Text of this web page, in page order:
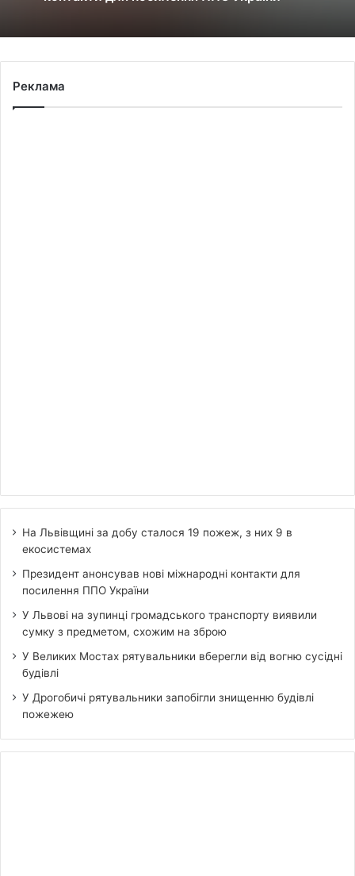
Реклама
На Львівщині за добу сталося 19 пожеж, з них 9 в
екосистемах
Президент анонсував нові міжнародні контакти для
посилення ППО України
У Львові на зупинці громадського транспорту виявили
сумку з предметом, схожим на зброю
У Великих Мостах рятувальники вберегли від вогню сусідні
будівлі
У Дрогобичі рятувальники запобігли знищенню будівлі
пожежею